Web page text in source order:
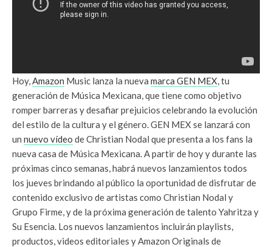
Hoy,Amazon Music lanza la nueva marca GEN MEX, tu
generación de Música Mexicana, que tiene como objetivo
romper barreras y desafiar prejuicios celebrando la evolución
del estilo de la cultura y el género. GEN MEX se lanzará con
un nuevo vídeo de Christian Nodal que presenta a los fans la
nueva casa de Música Mexicana. A partir de hoy y durante las
próximas cinco semanas, habrá nuevos lanzamientos todos
los jueves brindando al público la oportunidad de disfrutar de
contenido exclusivo de artistas como Christian Nodal y
Grupo Firme, y de la próxima generación de talento Yahritza y
Su Esencia. Los nuevos lanzamientos incluirán playlists,
productos, videos editoriales y Amazon Originals de